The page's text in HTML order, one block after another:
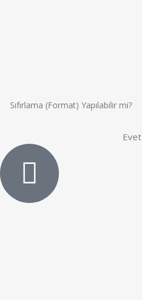
Sıfırlama (Format) Yapılabilir mi?
Evet